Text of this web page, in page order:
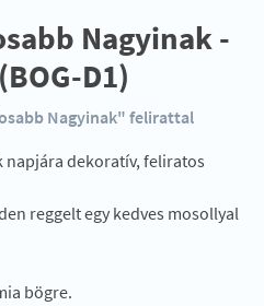
Nagyinak -
D1)
Nagyinak" felirattal
napjára dekoratív, feliratos
reggelt egy kedves mosollyal
bögre.